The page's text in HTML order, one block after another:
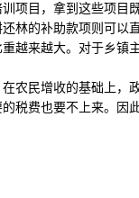
项目，拿到这些项目
林的补助款项则可以
越来越大。对于乡镇
农民增收的基础上，
税费也要不上来。因